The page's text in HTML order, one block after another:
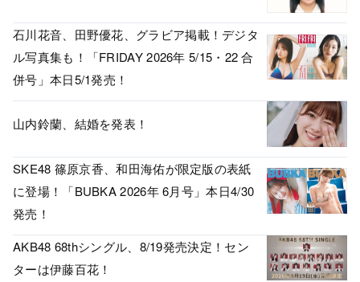
石川花音、田野優花、グラビア掲載！デジタ
ル写真集も！「FRIDAY 2026年 5/15・22 合
併号」本日5/1発売！
山内鈴蘭、結婚を発表！
SKE48 篠原京香、和田海佑が限定版の表紙
に登場！「BUBKA 2026年 6月号」本日4/30
発売！
AKB48 68thシングル、8/19発売決定！セン
ターは伊藤百花！